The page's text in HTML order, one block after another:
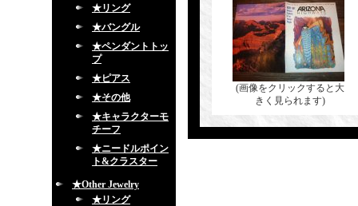
★リング
★バングル
★ペンダントトッ
プ
★ピアス
★その他
★キャラクターモ
チーフ
★ニードルポイン
ト&クラスター
★Other Jewelry
★リング
(画像をクリックすると大
きく見られます)